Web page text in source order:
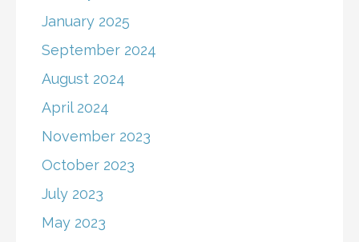
January 2025
September 2024
August 2024
April 2024
November 2023
October 2023
July 2023
May 2023